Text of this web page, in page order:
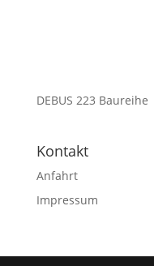
DEBUS 223 Baureihe
Kontakt
Anfahrt
Impressum